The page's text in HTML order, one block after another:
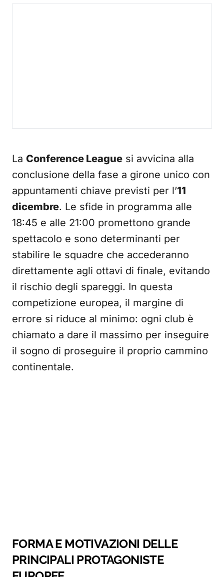
La Conference League si avvicina alla
conclusione della fase a girone unico con
appuntamenti chiave previsti per l’11
dicembre. Le sfide in programma alle
18:45 e alle 21:00 promettono grande
spettacolo e sono determinanti per
stabilire le squadre che accederanno
direttamente agli ottavi di finale, evitando
il rischio degli spareggi. In questa
competizione europea, il margine di
errore si riduce al minimo: ogni club è
chiamato a dare il massimo per inseguire
il sogno di proseguire il proprio cammino
continentale.
FORMA E MOTIVAZIONI DELLE
PRINCIPALI PROTAGONISTE